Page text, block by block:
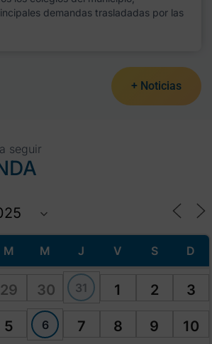
demandas trasladadas por las
+ Noticias
seguir
M M J V S D
29 30 31 1 2 3
5 6 7 8 9 10